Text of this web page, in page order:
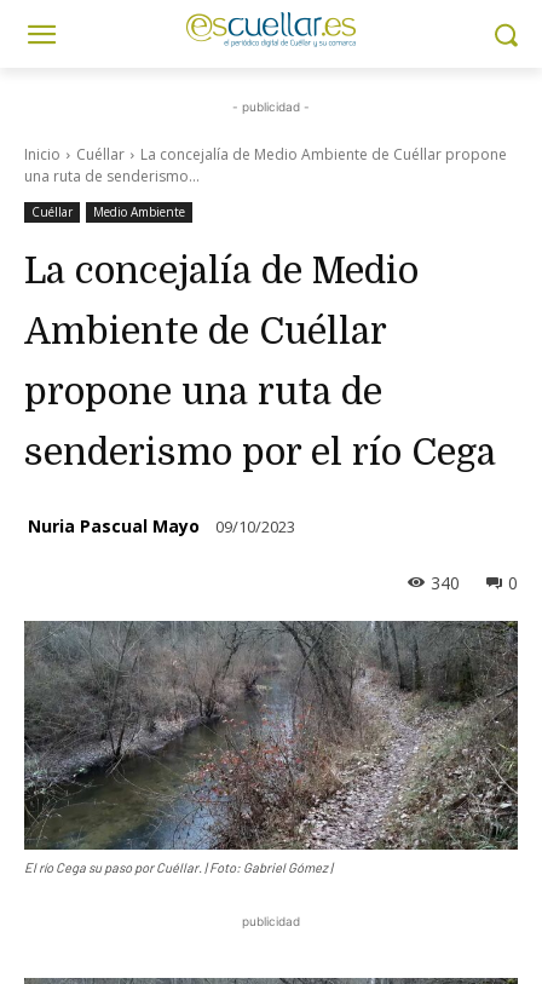
- publicidad -
Inicio Cuéllar
La concejalía de Medio Ambiente de Cuéllar propone
una ruta de senderismo...
Cuéllar Medio Ambiente
La concejalía de Medio
Ambiente de Cuéllar
propone una ruta de
senderismo por el río Cega
Nuria Pascual Mayo 09/10/2023
0
340
El río Cega su paso por Cuéllar. | Foto: Gabriel Gómez |
publicidad